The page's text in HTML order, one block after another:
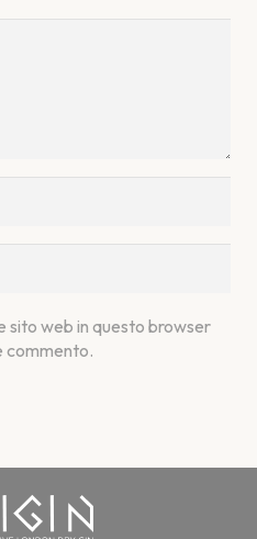
sito web in questo browser
commento.